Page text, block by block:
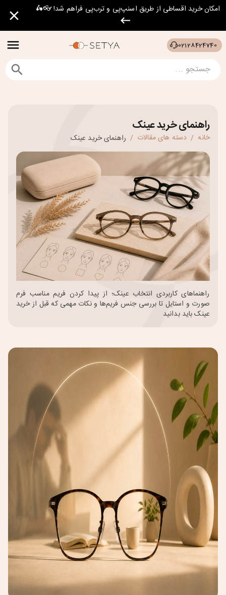
امکان خرید اقساطی از طریق اسنپ‌پی و ترب‌پی فراهم شد! 👓🛵
02128424740
راهنمای خرید عینک
خانه / دسته های مقالات / راهنمای خرید عینک
راهنماهای کاربردی انتخاب عینک؛ از پیدا کردن فریم مناسب فرم
صورت و استایل تا بررسی جنس فریم‌ها و نکات مهمی که قبل از خرید
عینک باید بدانید